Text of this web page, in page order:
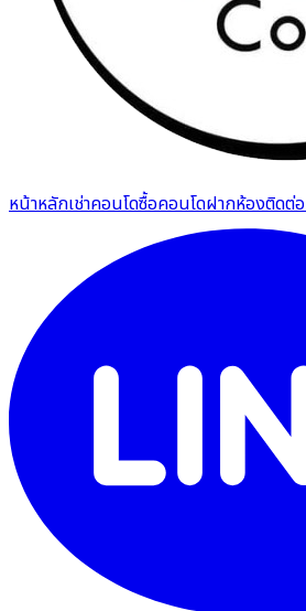
หน้าหลักเช่าคอนโดซื้อคอนโดฝากห้องติดต่อ